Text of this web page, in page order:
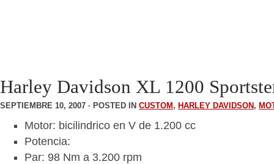
Harley Davidson XL 1200
SEPTIEMBRE 10, 2007 · POSTED IN CUSTOM , HARLEY DAVIDSON ,
Motor: bicilindrico en V de 1.200 cc
Potencia:
Par: 98 Nm a 3.200 rpm